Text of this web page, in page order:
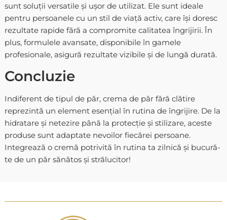
sunt soluții versatile și ușor de utilizat. Ele sunt ideale
pentru persoanele cu un stil de viață activ, care își doresc
rezultate rapide fără a compromite calitatea îngrijirii. În
plus, formulele avansate, disponibile în gamele
profesionale, asigură rezultate vizibile și de lungă durată.
Concluzie
Indiferent de tipul de păr, crema de păr fără clătire
reprezintă un element esențial în rutina de îngrijire. De la
hidratare și netezire până la protecție și stilizare, aceste
produse sunt adaptate nevoilor fiecărei persoane.
Integrează o cremă potrivită în rutina ta zilnică și bucură-
te de un păr sănătos și strălucitor!